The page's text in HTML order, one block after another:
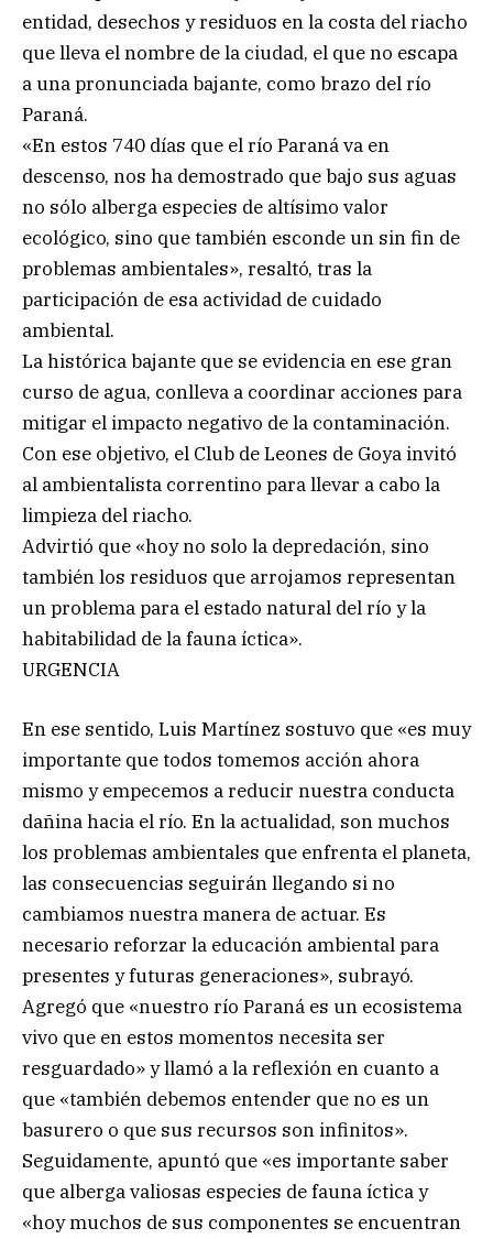
entidad, desechos y residuos en la costa del riacho
que lleva el nombre de la ciudad, el que no escapa
a una pronunciada bajante, como brazo del río
Paraná.
«En estos 740 días que el río Paraná va en
descenso, nos ha demostrado que bajo sus aguas
no sólo alberga especies de altísimo valor
ecológico, sino que también esconde un sin fin de
problemas ambientales», resaltó, tras la
participación de esa actividad de cuidado
ambiental.
La histórica bajante que se evidencia en ese gran
curso de agua, conlleva a coordinar acciones para
mitigar el impacto negativo de la contaminación.
Con ese objetivo, el Club de Leones de Goya invitó
al ambientalista correntino para llevar a cabo la
limpieza del riacho.
Advirtió que «hoy no solo la depredación, sino
también los residuos que arrojamos representan
un problema para el estado natural del río y la
habitabilidad de la fauna íctica».
URGENCIA
En ese sentido, Luis Martínez sostuvo que «es muy
importante que todos tomemos acción ahora
mismo y empecemos a reducir nuestra conducta
dañina hacia el río. En la actualidad, son muchos
los problemas ambientales que enfrenta el planeta,
las consecuencias seguirán llegando si no
cambiamos nuestra manera de actuar. Es
necesario reforzar la educación ambiental para
presentes y futuras generaciones», subrayó.
Agregó que «nuestro río Paraná es un ecosistema
vivo que en estos momentos necesita ser
resguardado» y llamó a la reflexión en cuanto a
que «también debemos entender que no es un
basurero o que sus recursos son infinitos».
Seguidamente, apuntó que «es importante saber
que alberga valiosas especies de fauna íctica y
«hoy muchos de sus componentes se encuentran